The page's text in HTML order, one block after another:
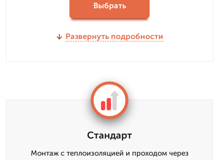
Выбрать
Развернуть подробности
Стандарт
Монтаж с теплоизоляцией и проходом через